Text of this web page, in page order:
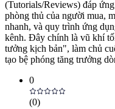
(Tutorials/Reviews) đáp
phòng thủ của người mua,
nhanh, và quy trình ứng
kênh. Đây chính là vũ khí
tưởng kịch bản", làm chủ
tạo bệ phóng tăng trưởng
0
(0)